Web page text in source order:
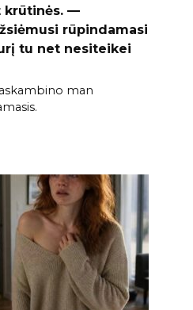
krūtinės. —
rūpindamasi
tu net nesiteikei
man